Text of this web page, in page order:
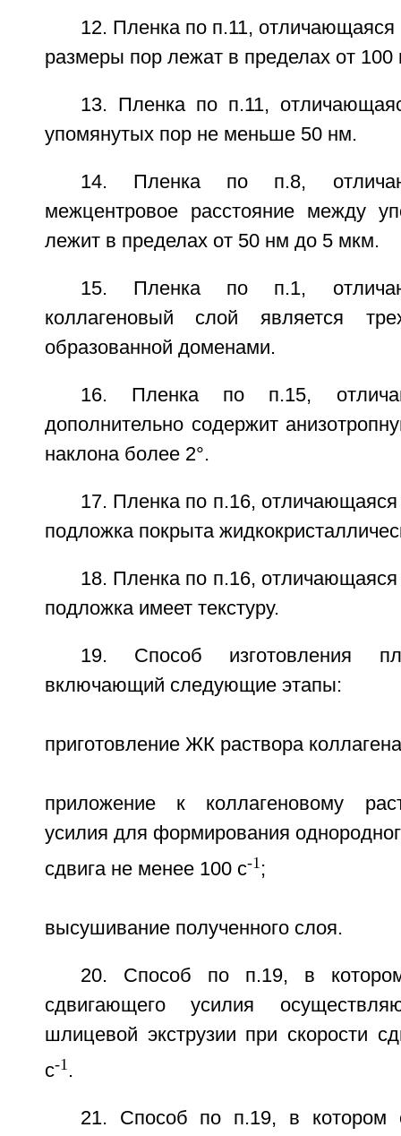
12. Пленка по п.11, отличающаяся
размеры пор лежат в пределах от
13. Пленка по п.11,
упомянутых пор не меньше 50 нм.
14. Пленка по п.8,
межцентровое расстояние между
лежит в пределах от 50 нм до 5 мкм.
15. Пленка по п.1,
коллагеновый слой является
образованной доменами.
16. Пленка по п.15,
дополнительно содержит
наклона более 2°.
17. Пленка по п.16, отличающаяся
подложка покрыта
18. Пленка по п.16, отличающаяся
подложка имеет текстуру.
19. Способ изготовления
включающий следующие этапы:
приготовление ЖК раствора
приложение к коллагеновому
усилия для формирования
сдвига не менее 100 с-1;
высушивание полученного слоя.
20. Способ по п.19, в
сдвигающего усилия
шлицевой экструзии при скорости
с-1.
21. Способ по п.19, в котором